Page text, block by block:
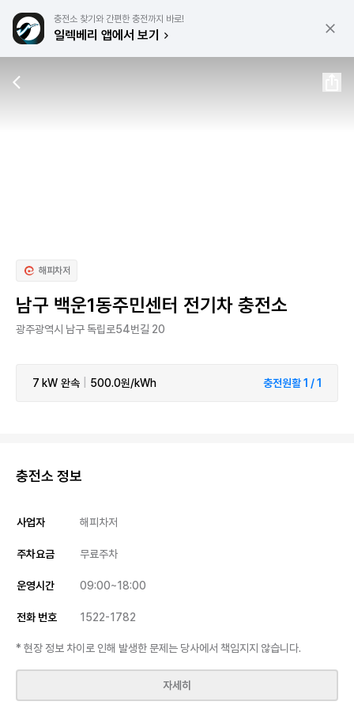
충전소 찾기와 간편한 충전까지 바로!
일렉베리 앱에서 보기
해피차저
남구 백운1동주민센터 전기차 충전소
광주광역시 남구 독립로54번길 20
7 kW 완속 500.0원/kWh 충전원활 1 / 1
충전소 정보
사업자 해피차저
주차요금 무료주차
운영시간 09:00~18:00
전화 번호 1522-1782
* 현장 정보 차이로 인해 발생한 문제는 당사에서 책임지지 않습니다.
자세히